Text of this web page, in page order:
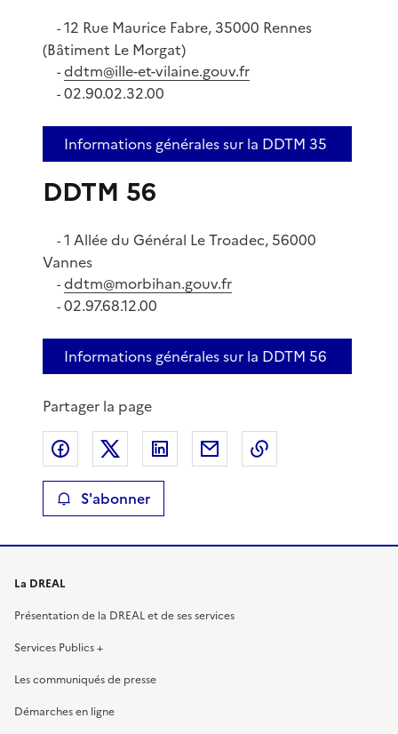
-12 Rue Maurice Fabre, 35000 Rennes
(Bâtiment Le Morgat)
-ddtm@ille-et-vilaine.gouv.fr
-02.90.02.32.00
Informations générales sur la DDTM 35
DDTM 56
-1 Allée du Général Le Troadec, 56000
Vannes
-ddtm@morbihan.gouv.fr
-02.97.68.12.00
Informations générales sur la DDTM 56
Partager la page
Partager sur Facebook
Partager sur XPartager sur LinkedIn
Partager par email
S'abonner
La DREAL
Présentation de la DREAL et de ses services
Services Publics +
Les communiqués de presse
Démarches en ligne